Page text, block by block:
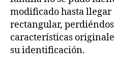
modificado hasta
rectangular,
características
su identificación.